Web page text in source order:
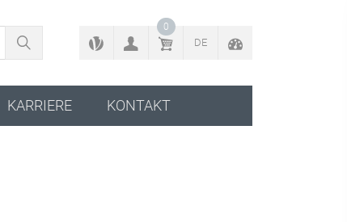
ZURÜCK ZUM KONFIGURATOR
0
DE
KARRIERE KONTAKT